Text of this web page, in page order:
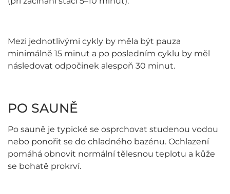
Mezi jednotlivými cykly by měla být pauza
minimálně 15 minut a po posledním cyklu by měl
následovat odpočinek alespoň 30 minut.
PO SAUNĚ
Po sauně je typické se osprchovat studenou vodou
nebo ponořit se do chladného bazénu. Ochlazení
pomáhá obnovit normální tělesnou teplotu a kůže
se bohatě prokrví.